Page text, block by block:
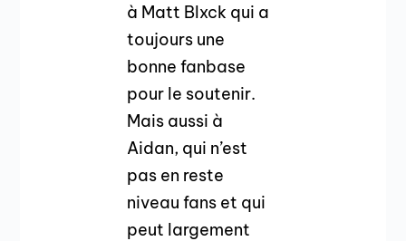
à Matt Blxck qui a
toujours une
bonne fanbase
pour le soutenir.
Mais aussi à
Aidan, qui n’est
pas en reste
niveau fans et qui
peut largement